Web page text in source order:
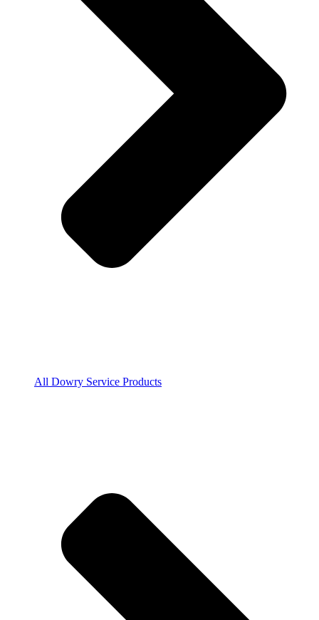
All Dowry Service Products